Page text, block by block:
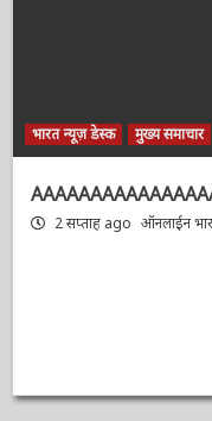
भारत न्यूज़ डेस्क मुख्य समाचार
2 सप्ताह ago ऑनलाईन